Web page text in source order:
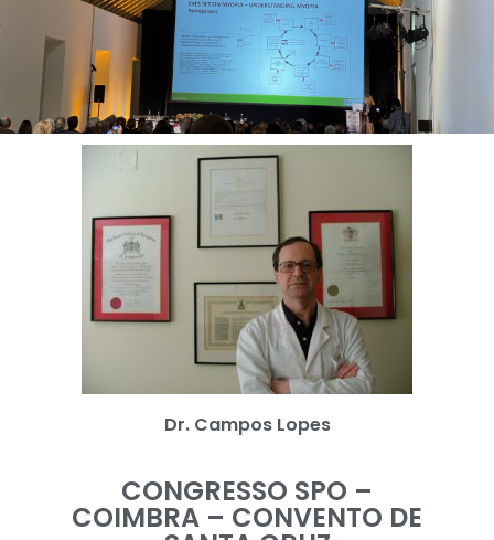
Dr. Campos Lopes
CONGRESSO SPO –
COIMBRA – CONVENTO DE